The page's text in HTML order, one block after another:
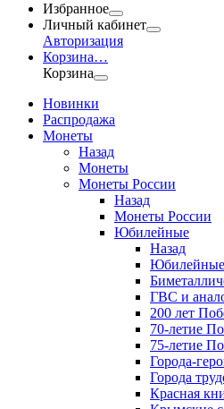
Избранное
Личный кабинет
Авторизация
Корзина…
Корзина
Новинки
Распродажа
Монеты
Назад
Монеты
Монеты России
Назад
Монеты России
Юбилейные
Назад
Юбилейные
ГВС и
200 лет
70-летие
75-летие
Города-
Города
Красная